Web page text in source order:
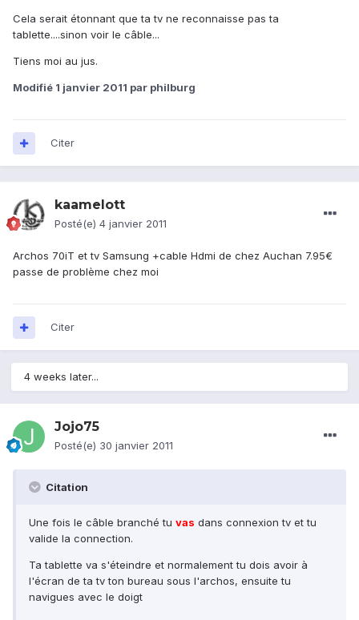
Cela serait étonnant que ta tv ne reconnaisse pas ta
tablette....sinon voir le câble...
Tiens moi au jus.
Modifié 1 janvier 2011 par philburg
Citer
kaamelott
Posté(e) 4 janvier 2011
Archos 70iT et tv Samsung +cable Hdmi de chez Auchan 7.95€
passe de problème chez moi
Citer
4 weeks later...
Jojo75
Posté(e) 30 janvier 2011
Citation
Une fois le câble branché tu vas dans connexion tv et tu
valide la connection.
Ta tablette va s'éteindre et normalement tu dois avoir à
l'écran de ta tv ton bureau sous l'archos, ensuite tu
navigues avec le doigt